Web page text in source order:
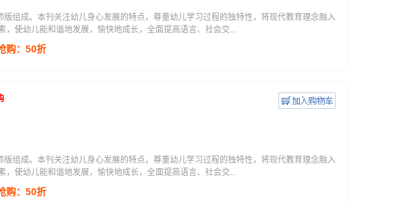
组成。本刊关注幼儿身心发展的特点，尊重幼儿学习过程的独特性，将现代教育理念融入
使幼儿能和谐地发展，愉快地成长，全面提高语言、社会交...
购：50折
组成。本刊关注幼儿身心发展的特点，尊重幼儿学习过程的独特性，将现代教育理念融入
使幼儿能和谐地发展，愉快地成长，全面提高语言、社会交...
购：50折